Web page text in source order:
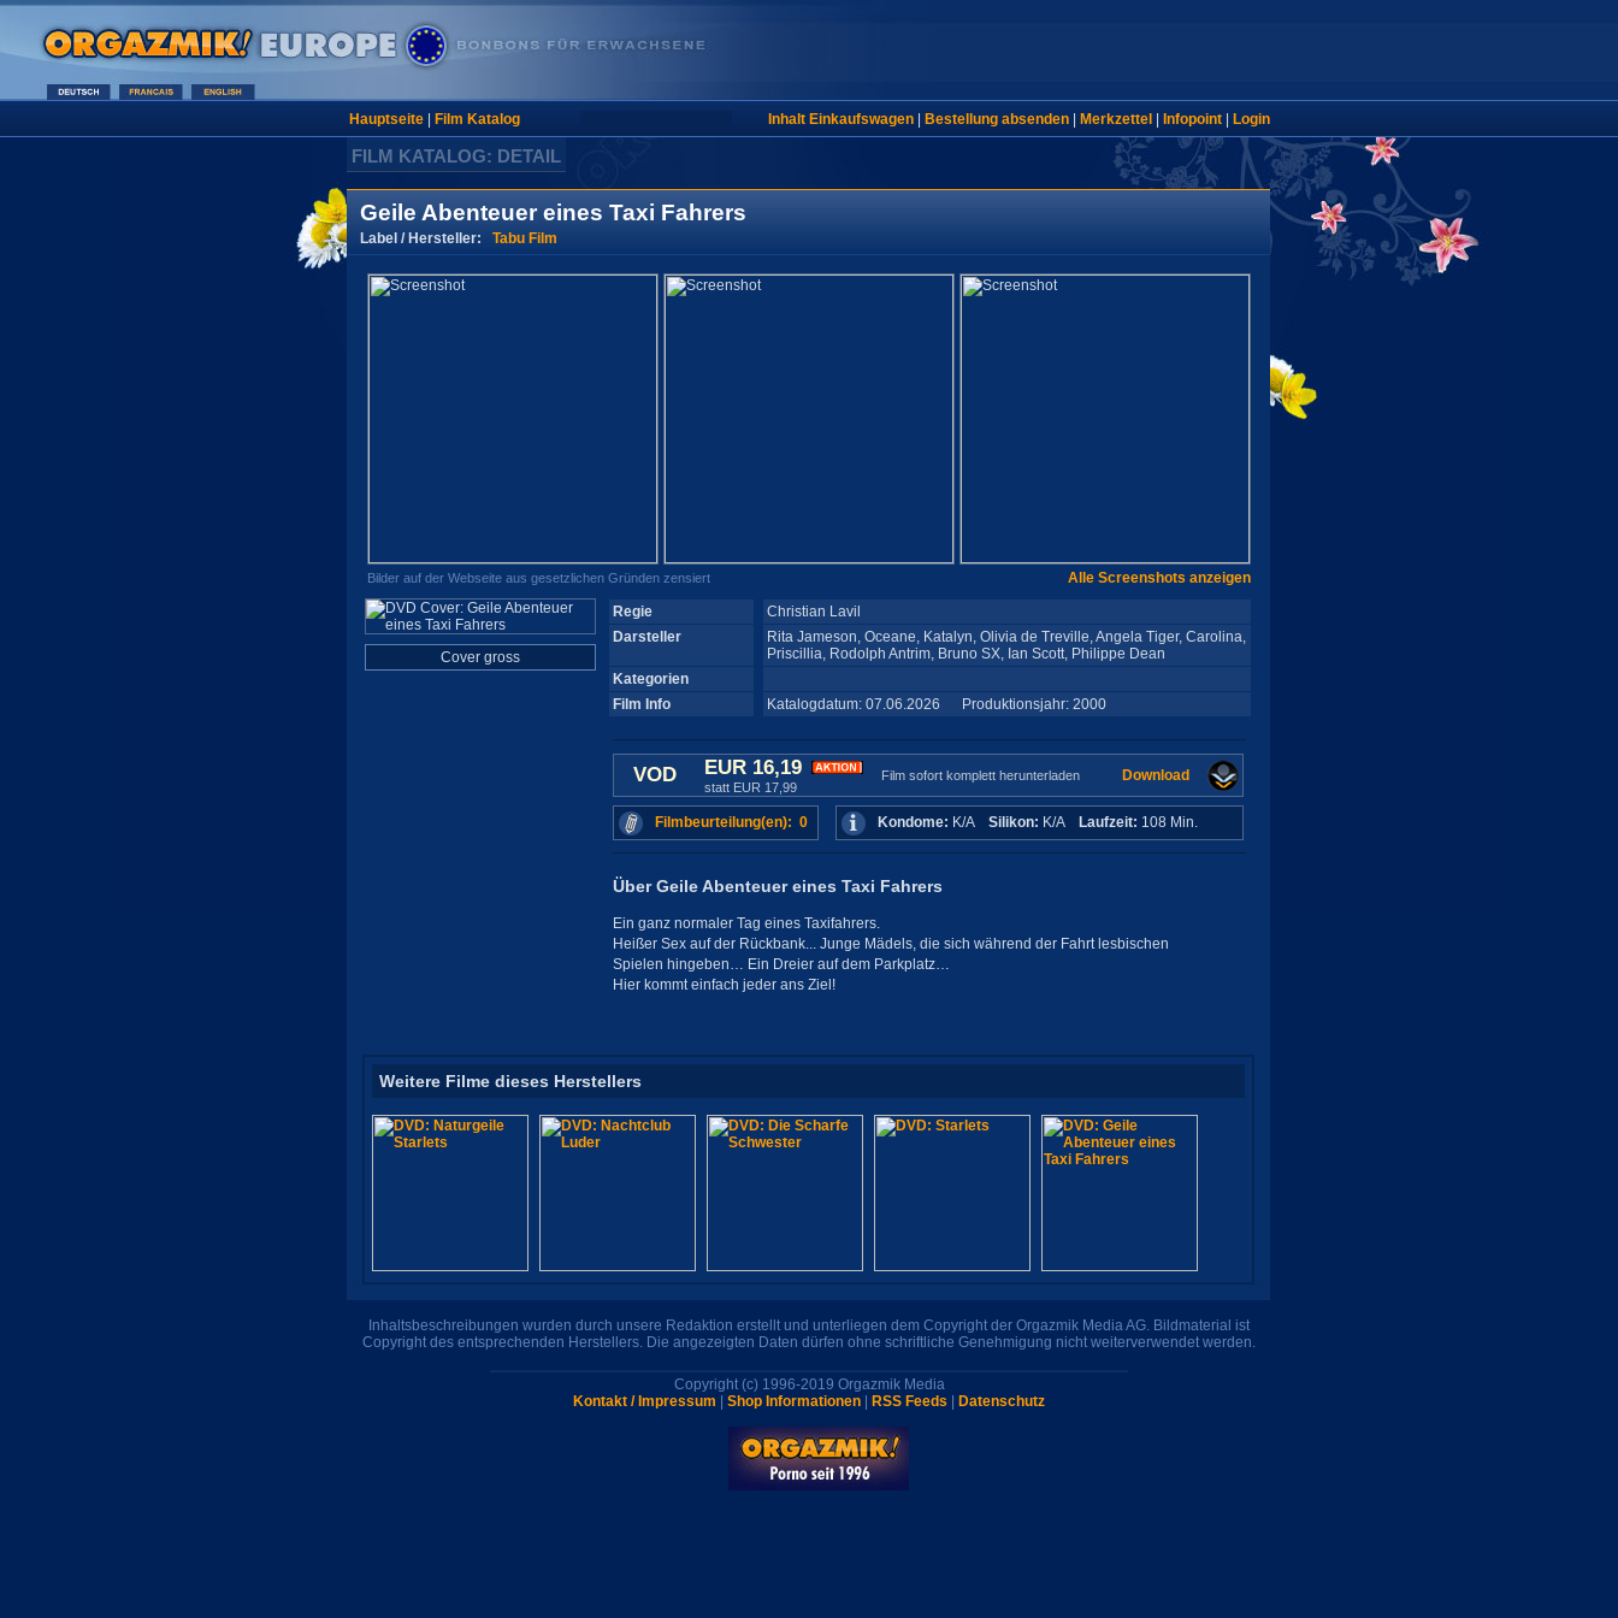
Hauptseite| Film Katalog Inhalt Einkaufswagen| Bestellung absenden| Merkzettel Infopoint| Login
FILM KATALOG: DETAIL
Geile Abenteuer eines Taxi Fahrers
Label / Hersteller: Tabu Film
Bilder auf der Webseite aus gesetzlichen Gründen zensiert Alle Screenshots anzeigen
Cover gross
Regie
Christian Lavil
Darsteller
Rita Jameson, Oceane, Katalyn, Olivia de Treville, Angela Tiger, Carolina,
Priscillia, Rodolph Antrim, Bruno SX, Ian Scott, Philippe Dean
Kategorien
Film Info
Katalogdatum: 07.06.2026 Produktionsjahr: 2000
VOD EUR 16,19
statt EUR 17,99
Film sofort komplett herunterladen Download
Filmbeurteilung(en): 0 Kondome: K/A Silikon: K/A Laufzeit: 108 Min.
Über Geile Abenteuer eines Taxi Fahrers
Ein ganz normaler Tag eines Taxifahrers.
Heißer Sex auf der Rückbank... Junge Mädels, die sich während der Fahrt lesbischen
Spielen hingeben… Ein Dreier auf dem Parkplatz…
Hier kommt einfach jeder ans Ziel!
Weitere Filme dieses Herstellers
Inhaltsbeschreibungen wurden durch unsere Redaktion erstellt und unterliegen dem Copyright der Orgazmik Media AG. Bildmaterial ist
Copyright des entsprechenden Herstellers. Die angezeigten Daten dürfen ohne schriftliche Genehmigung nicht weiterverwendet werden.
Copyright (c) 1996-2019 Orgazmik Media
Kontakt / Impressum
Shop Informationen RSS Feeds Datenschutz